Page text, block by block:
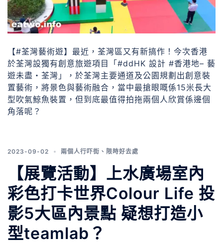
【#荃灣藝術遊】最近，荃灣區又有新搞作！今次香港
於荃灣設獨有創意旅遊項目「#ddHK 設計 #香港地– 藝
遊未盡・荃灣」，於荃灣主要通道及公園規劃出創意裝
置藝術，將景色與藝術融合，當中最搶眼嘅係15米長大
型吹氣鯨魚裝置，但到底最值得拍拖兩個人欣賞係邊個
角落呢？
2023-09-02 兩個人行吓街 、 限時好去處
【展覽活動】上水廣場室內
彩色打卡世界Colour Life 投
影5大區內景點 疑想打造小
型teamlab？